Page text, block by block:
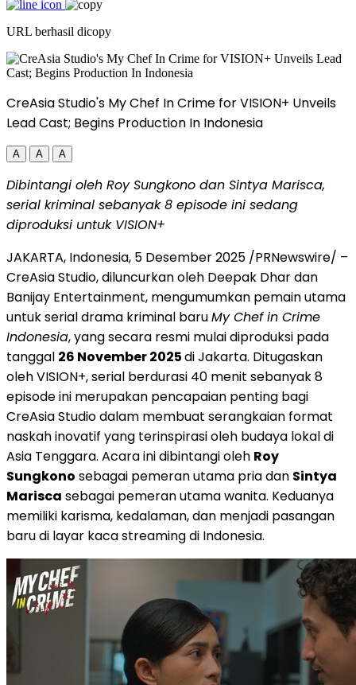
URL berhasil dicopy
CreAsia Studio's My Chef In Crime for VISION+ Unveils
Lead Cast; Begins Production In Indonesia
A A A
Dibintangi oleh Roy Sungkono dan Sintya Marisca,
serial kriminal sebanyak 8 episode ini sedang
diproduksi untuk VISION+
JAKARTA, Indonesia, 5 Desember 2025 /PRNewswire/ –
CreAsia Studio, diluncurkan oleh Deepak Dhardan
Banijay Entertainment, mengumumkan pemain utama
untuk serial drama kriminal baruMy Chef in Crime
Indonesia, yang secara resmi mulai diproduksi pada
tanggal 26 November 2025diJakarta. Ditugaskan
oleh VISION+, serial berdurasi 40 menit sebanyak 8
episode ini merupakan pencapaian penting bagi
CreAsia Studio dalam membuat serangkaian format
naskah inovatif yang terinspirasi oleh budaya lokal di
Asia Tenggara. Acara ini dibintangi oleh Roy
Sungkono sebagai pemeran utama pria dan Sintya
Marisca sebagai pemeran utama wanita. Keduanya
memiliki karisma, kedalaman, dan menjadi pasangan
baru di layar kaca streaming di Indonesia.